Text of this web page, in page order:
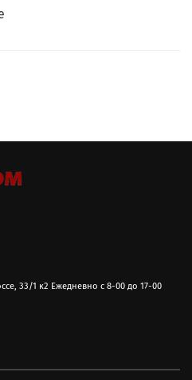
33/1 к2 Ежедневно с 8-00 до 17-00